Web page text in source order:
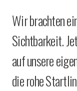
Wir brachten
Sichtbarkeit.
auf unsere
die rohe